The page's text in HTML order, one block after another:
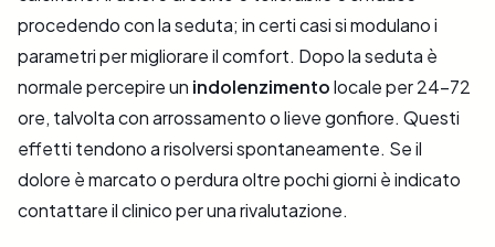
procedendo con la seduta; in certi casi si modulano i
parametri per migliorare il comfort. Dopo la seduta è
normale percepire un indolenzimentolocale per 24–72
ore, talvolta con arrossamento o lieve gonfiore. Questi
effetti tendono a risolversi spontaneamente. Se il
dolore è marcato o perdura oltre pochi giorni è indicato
contattare il clinico per una rivalutazione.